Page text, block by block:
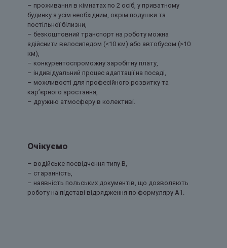
– проживання в кімнатах по 2 осіб, у приватному
будинку з усім необхідним, окрім подушки та
постільної білизни,
– безкоштовний транспорт на роботу можна
здійснити велосипедом (<10 км) або автобусом (>10
км),
– конкурентоспроможну заробітну плату,
– індивідуальний процес адаптації на посаді,
– можливості для професійного розвитку та
кар’єрного зростання,
– дружню атмосферу в колективі.
Очікуємо
– водійське посвідчення типу В,
– старанність,
– наявність польських документів, що дозволяють
роботу на підставі відрядження по формуляру А1.